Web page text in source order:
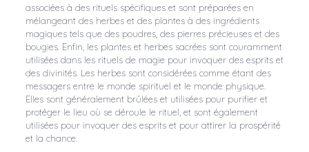
associées à des rituels spécifiques et sont préparées en
mélangeant des herbes et des plantes à des ingrédients
magiques tels que des poudres, des pierres précieuses et des
bougies. Enfin, les plantes et herbes sacrées sont couramment
utilisées dans les rituels de magie pour invoquer des esprits et
des divinités. Les herbes sont considérées comme étant des
messagers entre le monde spirituel et le monde physique.
Elles sont généralement brûlées et utilisées pour purifier et
protéger le lieu où se déroule le rituel, et sont également
utilisées pour invoquer des esprits et pour attirer la prospérité
et la chance.